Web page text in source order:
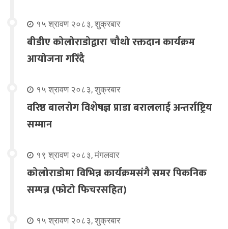
१५ श्रावण २०८३, शुक्रबार
बीडीए कोलोराडोद्वारा चौथो रक्तदान कार्यक्रम
आयोजना गरिंदै
१५ श्रावण २०८३, शुक्रबार
वरिष्ठ बालरोग विशेषज्ञ प्राडा बराललाई अन्तर्राष्ट्रिय
सम्मान
१९ श्रावण २०८३, मंगलवार
कोलोराडोमा विभिन्न कार्यक्रमसंगै समर पिकनिक
सम्पन्न (फोटो फिचरसहित)
१५ श्रावण २०८३, शुक्रबार